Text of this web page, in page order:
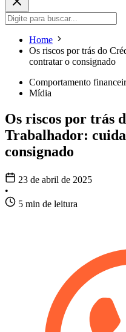
Home
Os riscos por trás do
contratar o consignado
Comportamento
Mídia
Os riscos por trás
Trabalhador:
consignado
23 de abril de 2025
•
5 min de leitura